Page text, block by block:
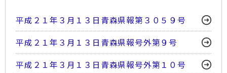
平成２１年３月１３日青森県報第３０５９号
平成２１年３月１３日青森県報号外第９号
平成２１年３月１３日青森県報号外第１０号